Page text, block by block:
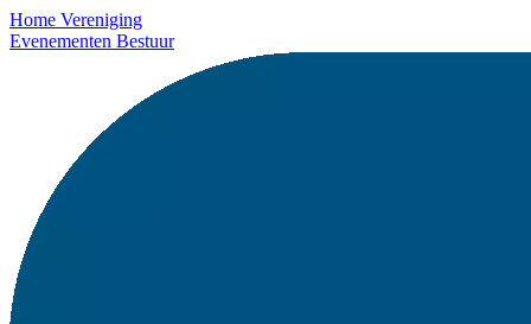
Home Vereniging
Evenementen Bestuur